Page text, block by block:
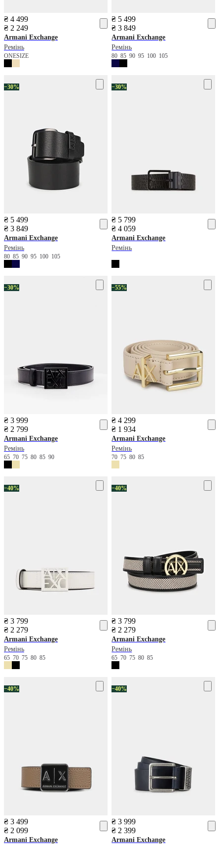
₴ 4 499
₴ 2 249
Armani Exchange
Ремінь
ONESIZE
₴ 5 499
₴ 3 849
Armani Exchange
Ремінь
80859095 100 105
−30%
₴ 5 499
₴ 3 849
Armani Exchange
Ремінь
80 85 90 95 100 105
−30%
₴ 5 799
₴ 4 059
Armani Exchange
Ремінь
−30%
₴ 3 999
₴ 2 799
Armani Exchange
Ремінь
65 70 75 80 85 90
−55%
₴ 4 299
₴ 1 934
Armani Exchange
Ремінь
70758085
−40%
₴ 3 799
₴ 2 279
Armani Exchange
Ремінь
65 70 75 80 85
−40%
₴ 3 799
₴ 2 279
Armani Exchange
Ремінь
6570758085
−40%
₴ 3 499
₴ 2 099
Armani Exchange
−40%
₴ 3 999
₴ 2 399
Armani Exchange